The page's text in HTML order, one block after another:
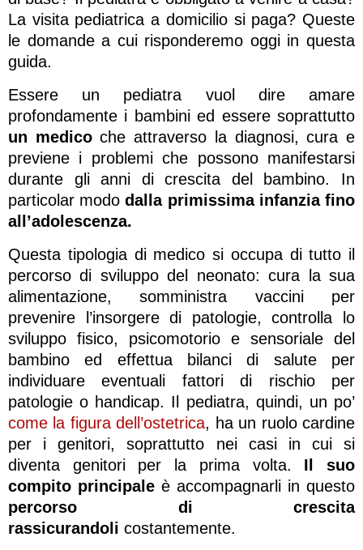
La visita pediatrica a domicilio si paga? Queste
le domande a cui risponderemo oggi in questa
guida.
Essere un pediatra vuol dire amare
profondamente i bambini ed essere soprattutto
un medicoche attraverso la diagnosi, cura e
previene i problemi che possono manifestarsi
durante gli anni di crescita del bambino. In
particolar mododalla primissima infanzia fino
all’adolescenza.
Questa tipologia di medico si occupa di tutto il
percorso di sviluppo del neonato: cura la sua
alimentazione, somministra vaccini per
prevenire l’insorgere di patologie, controlla lo
sviluppo fisico, psicomotorio e sensoriale del
bambino ed effettua bilanci di salute per
individuare eventuali fattori di rischio per
patologie o handicap. Il pediatra, quindi, un po’
come la figura dell’ostetrica, ha un ruolo cardine
per i genitori, soprattutto nei casi in cui si
diventa genitori per la prima volta. Il suo
compito principale è accompagnarli in questo
percorso di crescita
rassicurandoli costantemente.